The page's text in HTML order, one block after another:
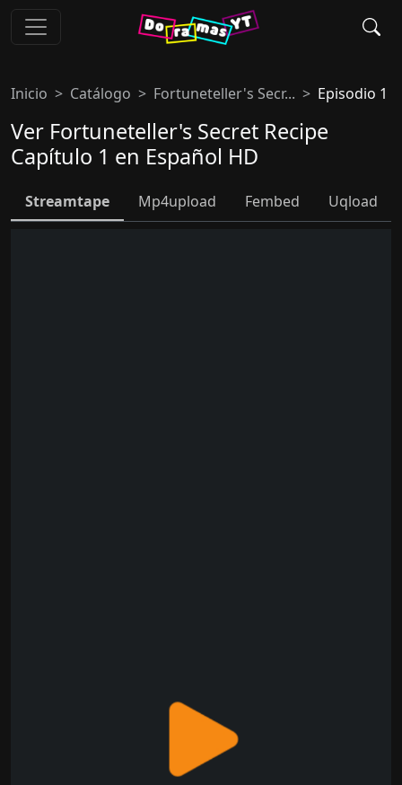
Inicio Catálogo Fortuneteller's Secr... Episodio 1
Ver Fortuneteller's Secret Recipe
Capítulo 1 en Español HD
Streamtape Mp4upload Fembed Uqload